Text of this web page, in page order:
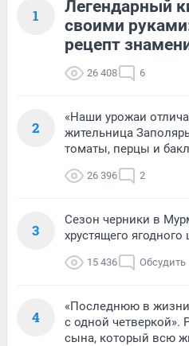
1
Легендарный
своими
рецепт
26 408 6
2
«Наши урожаи
жительница
томаты, перцы и
26 396 2
3
Сезон черники в
хрустящего
15 436 Обсудить
4
«Последнюю в жизни
с одной четверкой».
сына, который всю